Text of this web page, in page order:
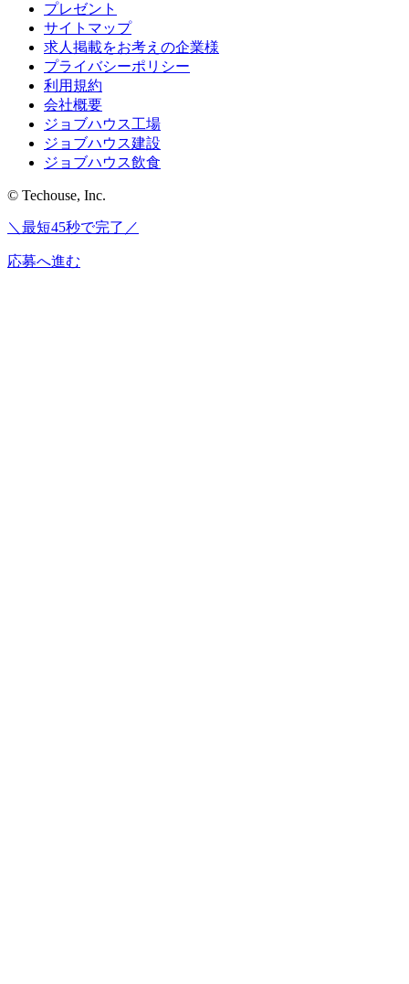
プレゼント
サイトマップ
求人掲載をお考えの企業様
プライバシーポリシー
利用規約
会社概要
ジョブハウス工場
ジョブハウス建設
ジョブハウス飲食
© Techouse, Inc.
＼最短45秒で完了／
応募へ進む